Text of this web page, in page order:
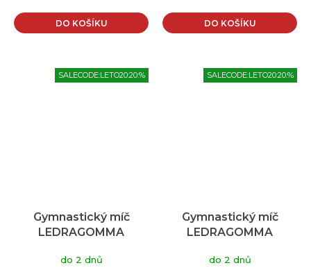
DO KOŠÍKU DO KOŠÍKU
SALECODE:LETO20:20:%
Gymnastický míč
LEDRAGOMMA
BIOBASED 95 cm
do 2 dnů
SALECODE:LETO20:20:%
Gymnastický míč
LEDRAGOMMA
Maxafe 105 cm šedá
do 2 dnů